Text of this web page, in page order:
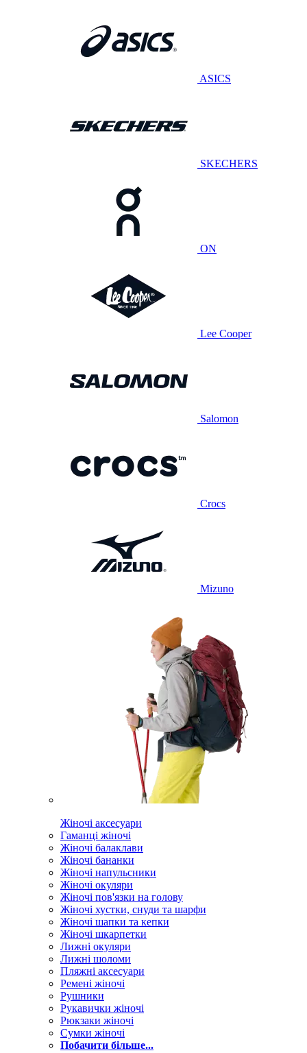
ASICS
SKECHERS
ON
Lee Cooper
Salomon
Crocs
Mizuno
Жіночі аксесуари
Гаманці жіночі
Жіночі балаклави
Жіночі бананки
Жіночі напульсники
Жіночі окуляри
Жіночі пов'язки на голову
Жіночі хустки, снуди та шарфи
Жіночі шапки та кепки
Жіночі шкарпетки
Лижні окуляри
Лижні шоломи
Пляжні аксесуари
Ремені жіночі
Рушники
Рукавички жіночі
Рюкзаки жіночі
Сумки жіночі
Побачити більше...